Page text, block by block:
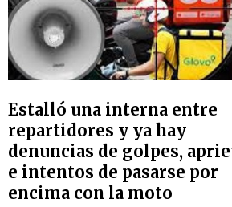
Estalló una interna entre
repartidores y ya hay
denuncias de golpes,
e intentos de pasarse por
encima con la moto